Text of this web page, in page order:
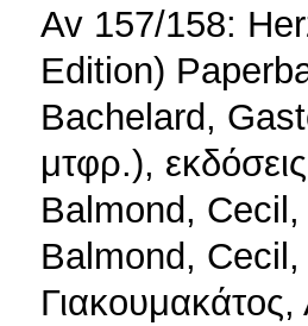
Av 157/158:
Edition)
Bachelard,
μτφρ.),
Balmond,
Balmond,